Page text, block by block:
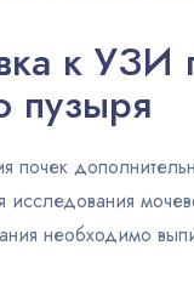
к УЗИ
пузыря
почек
исследования
необходимо